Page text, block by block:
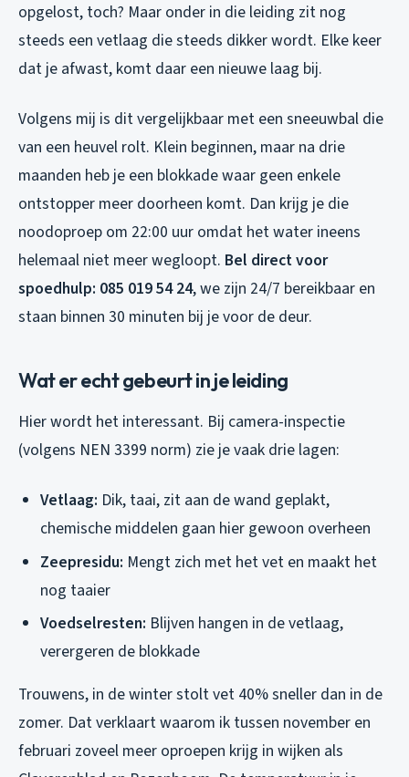
opgelost, toch? Maar onder in die leiding zit nog
steeds een vetlaag die steeds dikker wordt. Elke keer
dat je afwast, komt daar een nieuwe laag bij.
Volgens mij is dit vergelijkbaar met een sneeuwbal die
van een heuvel rolt. Klein beginnen, maar na drie
maanden heb je een blokkade waar geen enkele
ontstopper meer doorheen komt. Dan krijg je die
noodoproep om 22:00 uur omdat het water ineens
helemaal niet meer wegloopt. Bel direct voor
spoedhulp: 085 019 54 24, we zijn 24/7 bereikbaar en
staan binnen 30 minuten bij je voor de deur.
Wat er echt gebeurt in je leiding
Hier wordt het interessant. Bij camera-inspectie
(volgens NEN 3399 norm) zie je vaak drie lagen:
Vetlaag: Dik, taai, zit aan de wand geplakt,
chemische middelen gaan hier gewoon overheen
Zeepresidu: Mengt zich met het vet en maakt het
nog taaier
Voedselresten: Blijven hangen in de vetlaag,
verergeren de blokkade
Trouwens, in de winter stolt vet 40% sneller dan in de
zomer. Dat verklaart waarom ik tussen november en
februari zoveel meer oproepen krijg in wijken als